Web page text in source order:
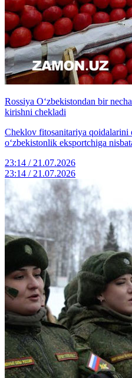
Rossiya O‘zbekistondan bir
kirishni chekladi
Cheklov fitosanitariya qoidalarini
o‘zbekistonlik eksportchiga
23:14 / 21.07.2026
23:14 / 21.07.2026